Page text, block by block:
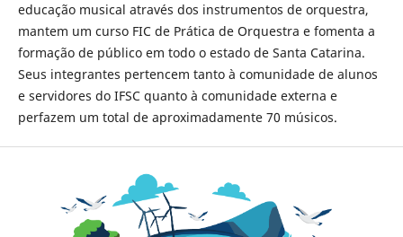
educação musical através dos instrumentos de orquestra,
mantem um curso FIC de Prática de Orquestra e fomenta a
formação de público em todo o estado de Santa Catarina.
Seus integrantes pertencem tanto à comunidade de alunos
e servidores do IFSC quanto à comunidade externa e
perfazem um total de aproximadamente 70 músicos.